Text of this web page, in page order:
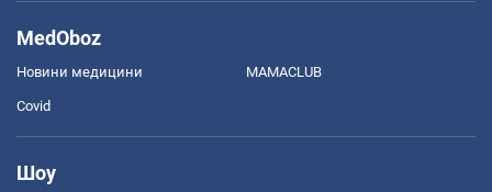
MedOboz
Новини медицини MAMACLUB
Covid
Шоу